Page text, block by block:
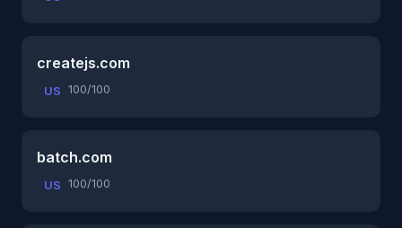
createjs.com
US 100/100
batch.com
US 100/100